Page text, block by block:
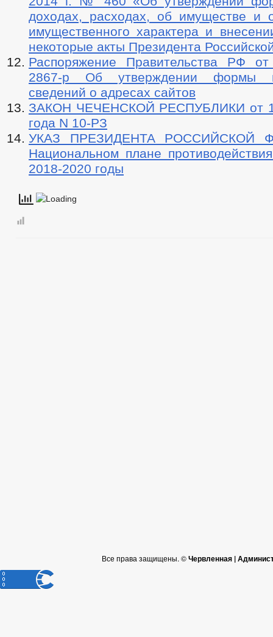
ПРИЕМ ГРАЖДАН
ОБЗОРЫ ОБРАЩЕНИЙ ГРАЖДАН
ФОРМА
РЕГЛАМЕНТ РАССМОТРЕНИЯ ОБРАЩЕНИЙ
доходах, расходах, об имуществе и
имущественного характера и
некоторые акты Президента
Распоряжение Правительства РФ
2867-р Об утверждении формы
сведений о адресах сайтов
ЗАКОН ЧЕЧЕНСКОЙ РЕСПУБЛИКИ от
года N 10-РЗ
УКАЗ ПРЕЗИДЕНТА РОССИЙСКОЙ
Национальном плане
2018-2020 годы
Все права защищены. ©Червленная |